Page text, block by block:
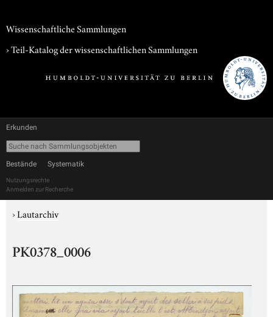
Wissenschaftliche Sammlungen
› Teil-Katalog der wissenschaftlichen Sammlungen
Erkunden
Bestände Systematik
Nutzungsrechte
Anmelden zur Recherche
›Lautarchiv
PK0378_0006